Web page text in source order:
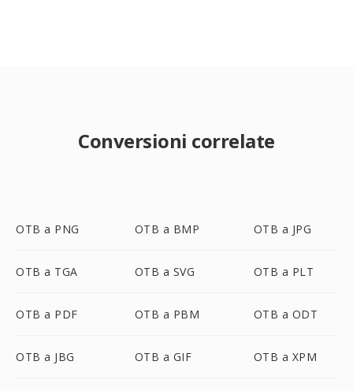
Conversioni correlate
OTB a PNG OTB a BMP OTB a JPG
OTB a TGA OTB a SVG OTB a PLT
OTB a PDF OTB a PBM OTB a ODT
OTB a JBG OTB a GIF OTB a XPM